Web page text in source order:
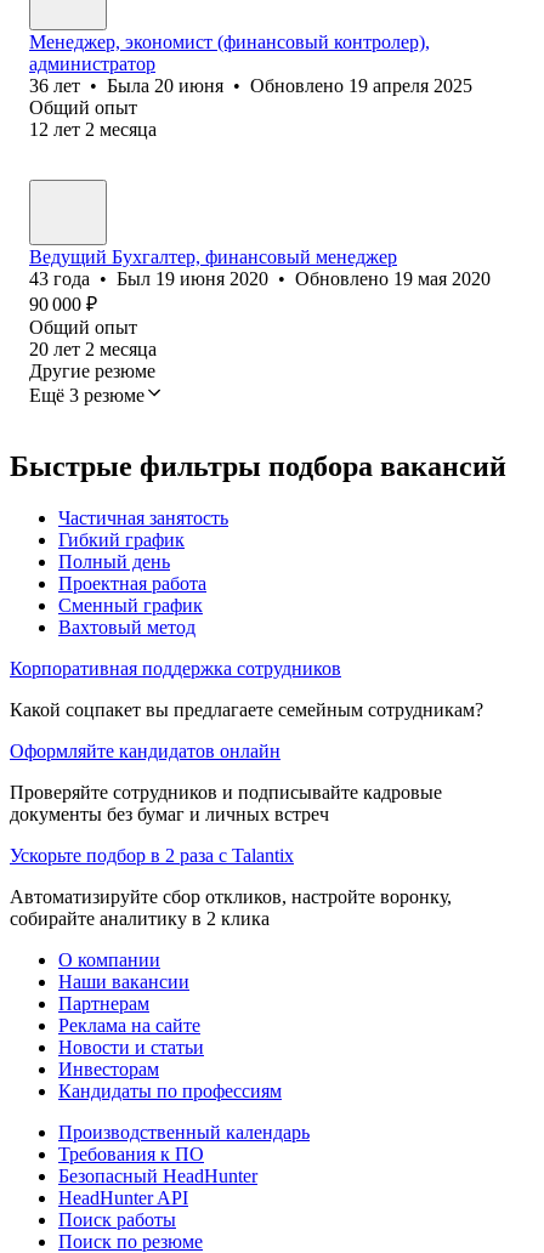
Менеджер, экономист (финансовый контролер),
администратор
36 лет • Была 20 июня • Обновлено 19 апреля 2025
Общий опыт
12 лет 2 месяца
Ведущий Бухгалтер, финансовый менеджер
43 года • Был 19 июня 2020 • Обновлено 19 мая 2020
90 000 ₽
Общий опыт
20 лет 2 месяца
Другие резюме
Ещё 3 резюме
Быстрые фильтры подбора вакансий
Частичная занятость
Гибкий график
Полный день
Проектная работа
Сменный график
Вахтовый метод
Корпоративная поддержка сотрудников
Какой соцпакет вы предлагаете семейным сотрудникам?
Оформляйте кандидатов онлайн
Проверяйте сотрудников и подписывайте кадровые
документы без бумаг и личных встреч
Ускорьте подбор в 2 раза с Talantix
Автоматизируйте сбор откликов, настройте воронку,
собирайте аналитику в 2 клика
О компании
Наши вакансии
Партнерам
Реклама на сайте
Новости и статьи
Инвесторам
Кандидаты по профессиям
Производственный календарь
Требования к ПО
Безопасный HeadHunter
HeadHunter API
Поиск работы
Поиск по резюме